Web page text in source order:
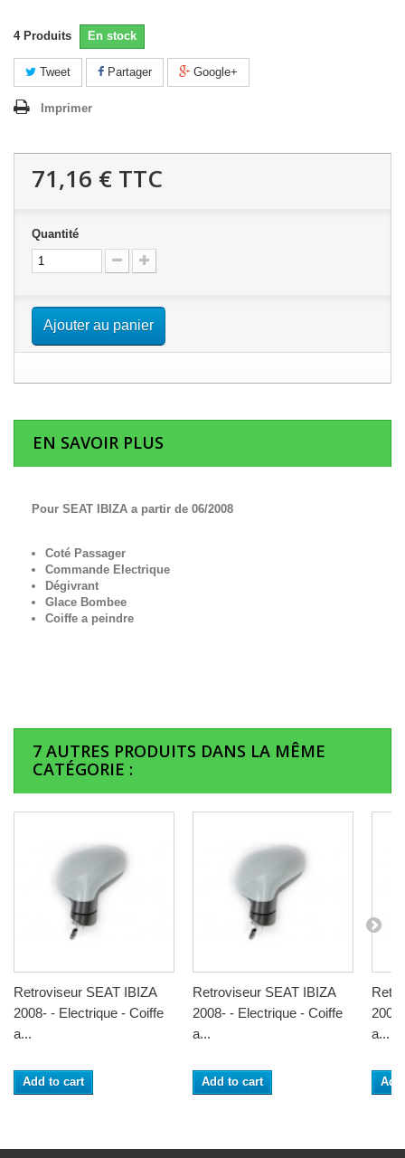
4 Produits En stock
Tweet Partager Google+
Imprimer
71,16 € TTC
Quantité
Ajouter au panier
EN SAVOIR PLUS
Pour SEAT IBIZA a partir de 06/2008
Coté Passager
Commande Electrique
Dégivrant
Glace Bombee
Coiffe a peindre
7 AUTRES PRODUITS DANS LA MÊME
CATÉGORIE :
Retroviseur SEAT IBIZA
2008- - Electrique - Coiffe
a...
Add to cart
Retroviseur SEAT IBIZA
2008- - Electrique - Coiffe
a...
Add to cart
a...